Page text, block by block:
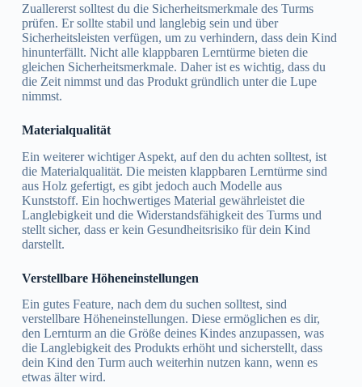
Zuallererst solltest du die Sicherheitsmerkmale des Turms
prüfen. Er sollte stabil und langlebig sein und über
Sicherheitsleisten verfügen, um zu verhindern, dass dein Kind
hinunterfällt. Nicht alle klappbaren Lerntürme bieten die
gleichen Sicherheitsmerkmale. Daher ist es wichtig, dass du
die Zeit nimmst und das Produkt gründlich unter die Lupe
nimmst.
Materialqualität
Ein weiterer wichtiger Aspekt, auf den du achten solltest, ist
die Materialqualität. Die meisten klappbaren Lerntürme sind
aus Holz gefertigt, es gibt jedoch auch Modelle aus
Kunststoff. Ein hochwertiges Material gewährleistet die
Langlebigkeit und die Widerstandsfähigkeit des Turms und
stellt sicher, dass er kein Gesundheitsrisiko für dein Kind
darstellt.
Verstellbare Höheneinstellungen
Ein gutes Feature, nach dem du suchen solltest, sind
verstellbare Höheneinstellungen. Diese ermöglichen es dir,
den Lernturm an die Größe deines Kindes anzupassen, was
die Langlebigkeit des Produkts erhöht und sicherstellt, dass
dein Kind den Turm auch weiterhin nutzen kann, wenn es
etwas älter wird.